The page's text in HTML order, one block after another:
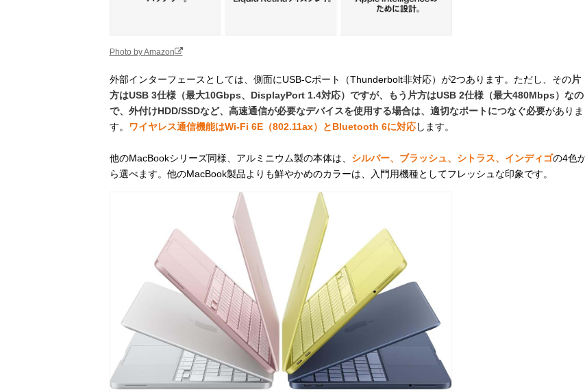
Photo by Amazon
外部インターフェースとしては、側面にUSB-Cポート（Thunderbolt非対応）が2つあります。ただし、その片
方はUSB 3仕様（最大10Gbps、DisplayPort 1.4対応）ですが、もう片方はUSB 2仕様（最大480Mbps）なの
で、外付けHDD/SSDなど、高速通信が必要なデバイスを使用する場合は、適切なポートにつなぐ必要がありま
す。 ワイヤレス通信機能はWi - Fi 6E（802.11ax）とBluetooth 6に対応します。
他のMacBookシリーズ同様、アルミニウム製の本体は、 シルバー、ブラッシュ、シトラス、インディゴの4色
ら選べます。他のMacBook製品よりも鮮やかめのカラーは、入門用機種としてフレッシュな印象です。